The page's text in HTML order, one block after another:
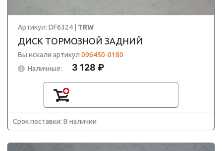
Артикул: DF6324 | TRW
ДИСК ТОРМОЗНОЙ ЗАДНИЙ
Вы искали артикул 096450-0180
Наличные:
3 128 ₽
Срок поставки: В наличии